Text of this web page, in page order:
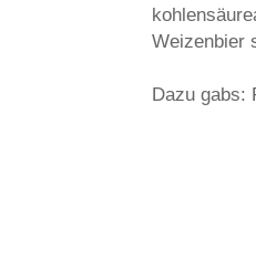
Weizenbier
Dazu gabs: